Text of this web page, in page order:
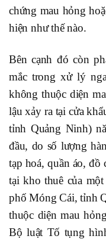
chứng mau hỏng
hiện như thế nào.
Bên cạnh đó còn
mắc trong xử lý
không thuộc diện
lậu xảy ra tại cửa
tỉnh Quảng Ninh)
đầu, do số lượng
tạp hoá, quần áo,
tại kho thuê của
phố Móng Cái, tỉnh
thuộc diện mau
Bộ luật Tố tụng